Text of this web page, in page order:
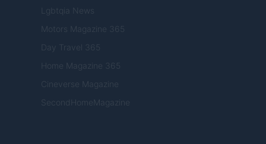
Lgbtqia News
Motors Magazine 365
Day Travel 365
Home Magazine 365
Cineverse Magazine
SecondHomeMagazine